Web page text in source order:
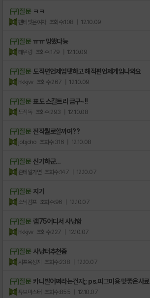
(구)질문 ㅋㅋ
팬티벗은여자 조회수:108 | 12.10.09
(구)질문 ㅠㅠ 망했다능
태우렁 조회수:179 | 12.10.09
(구)질문 도적편언제업뎃하고 해적편언제게임나와요
hkkjvv 조회수:267 | 12.10.09
(구)질문 표도 스킬트리 급구~!!
도적독 조회수:293 | 12.10.08
(구)질문 전직뭘로할까여??
jobjoho 조회수:316 | 12.10.08
(구)질문 신기하군...
혼테일가면 조회수:147 | 12.10.07
(구)질문 지기
소닉컴프 조회수:96 | 12.10.07
(구)질문 랩75어디서 사냥함
hkkjvv 조회수:227 | 12.10.07
(구)질문 사냥터추천좀
시프육성지 조회수:238 | 12.10.07
(구)질문 카니발어쩌라는건지;; ps.피그미용 맛좋은사료
튜브마스터 조회수:855 | 12.10.07